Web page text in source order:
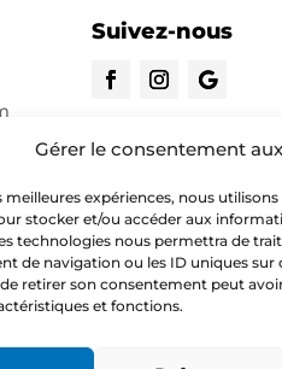
Gérer le consentement
meilleures expériences, nous
stocker et/ou accéder aux
technologies nous permettra de
de navigation ou les ID uniques sur
retirer son consentement peut
et fonctions.
Suivez-nous
CONTACTEZ-NOUS